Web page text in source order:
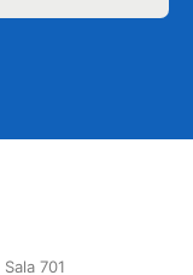
701